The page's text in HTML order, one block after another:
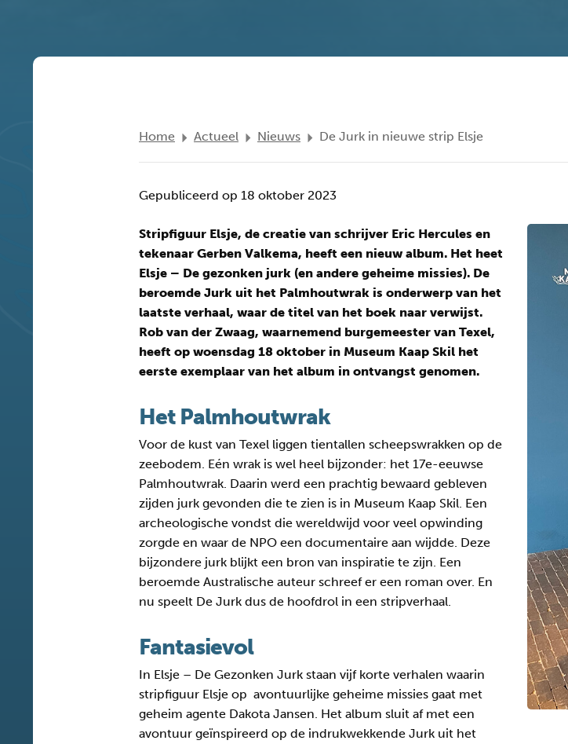
Home Actueel Nieuws De Jurk in nieuwe strip Elsje
Gepubliceerd op 18 oktober 2023
Stripfiguur Elsje, de creatie van schrijver Eric Hercules en
tekenaar Gerben Valkema, heeft een nieuw album. Het heet
Elsje – De gezonken jurk (en andere geheime missies). De
beroemde Jurk uit het Palmhoutwrak is onderwerp van het
laatste verhaal, waar de titel van het boek naar verwijst.
Rob van der Zwaag, waarnemend burgemeester van Texel,
heeft op woensdag 18 oktober in Museum Kaap Skil het
eerste exemplaar van het album in ontvangst genomen.
Het Palmhoutwrak
Voor de kust van Texel liggen tientallen scheepswrakken op de
zeebodem. Eén wrak is wel heel bijzonder: het 17e-eeuwse
Palmhoutwrak. Daarin werd een prachtig bewaard gebleven
zijden jurk gevonden die te zien is in Museum Kaap Skil. Een
archeologische vondst die wereldwijd voor veel opwinding
zorgde en waar de NPO een documentaire aan wijdde. Deze
bijzondere jurk blijkt een bron van inspiratie te zijn. Een
beroemde Australische auteur schreef er een roman over. En
nu speelt De Jurk dus de hoofdrol in een stripverhaal.
Fantasievol
In Elsje – De Gezonken Jurk staan vijf korte verhalen waarin
stripfiguur Elsje op avontuurlijke geheime missies gaat met
geheim agente Dakota Jansen. Het album sluit af met een
avontuur geïnspireerd op de indrukwekkende Jurk uit het